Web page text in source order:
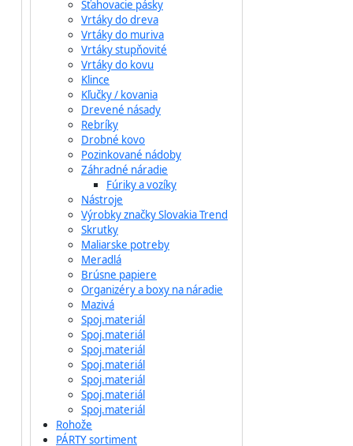
Sťahovacie pásky
Vrtáky do dreva
Vrtáky do muriva
Vrtáky stupňovité
Vrtáky do kovu
Klince
Kľučky / kovania
Drevené násady
Rebríky
Drobné kovo
Pozinkované nádoby
Záhradné náradie
Fúriky a vozíky
Nástroje
Výrobky značky Slovakia Trend
Skrutky
Maliarske potreby
Meradlá
Brúsne papiere
Organizéry a boxy na náradie
Mazivá
Spoj.materiál
Spoj.materiál
Spoj.materiál
Spoj.materiál
Spoj.materiál
Spoj.materiál
Spoj.materiál
Rohože
PÁRTY sortiment